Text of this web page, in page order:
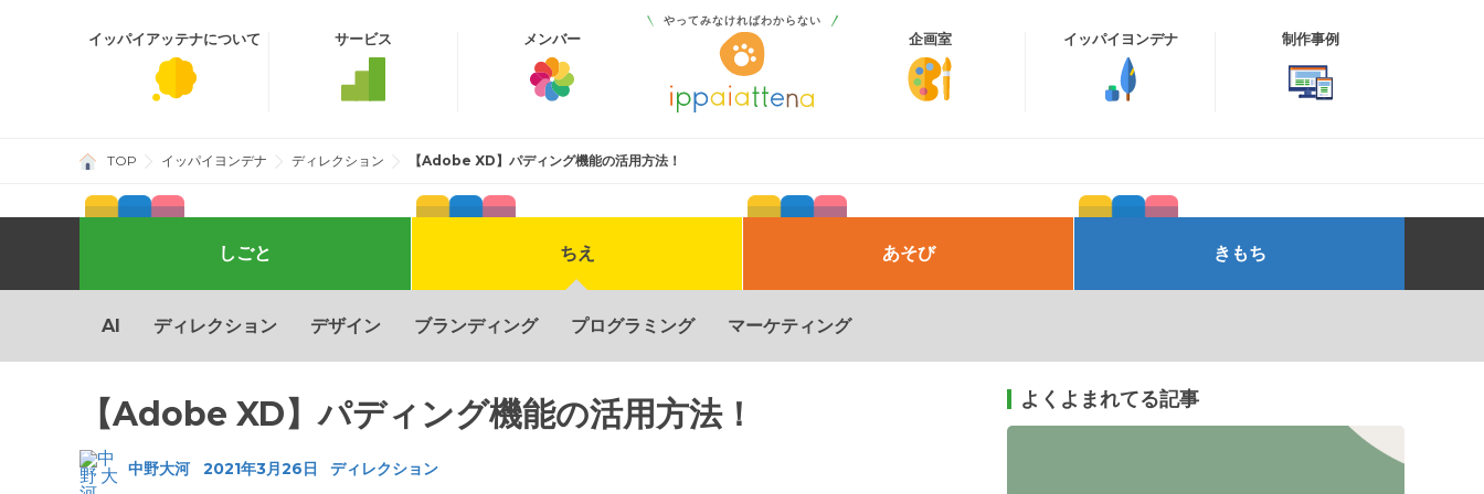
やってみなければわからない
イッパイアッテナについて サービス メンバー 企画室 イッパイヨンデナ 制作事例
TOP イッパイヨンデナ ディレクション 【Adobe XD】パディング機能の活用方法！
しごと
Shopify Wordpress 制作実績 自社サービス
ちえ
AI ディレクション デザイン ブランディング プログラミング マーケティング
あそび
そとでのあそび 社内イベント
きもち
おもい すき
【Adobe XD】パディング機能の活用方法！
中野大河 2021年3月26日 ディレクション
よくよまれてる記事